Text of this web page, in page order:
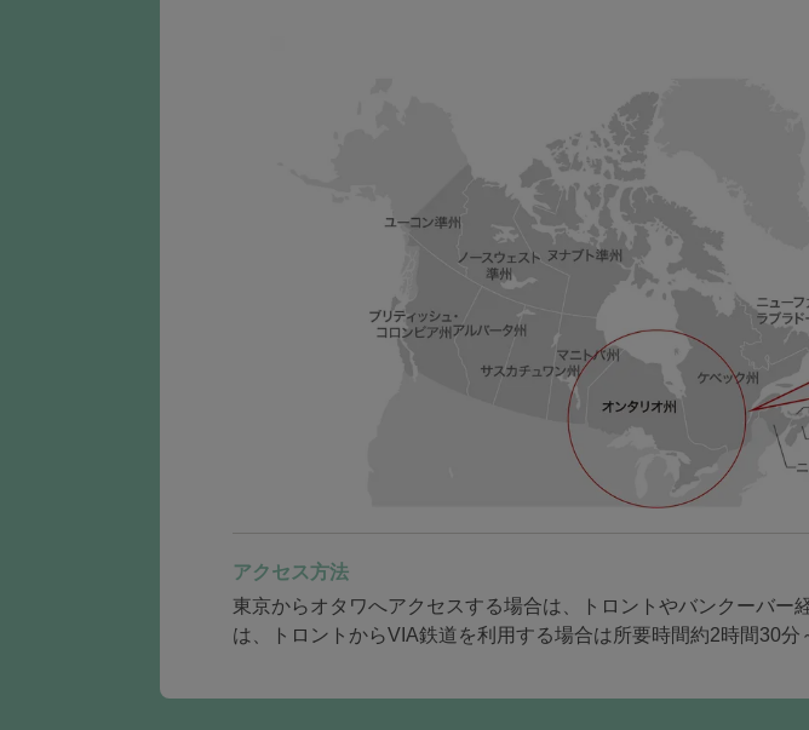
アクセス方法
東京からオタワへアクセスする場合は、トロントやバンクーバ
は、トロントからVIA鉄道を利用する場合は所要時間約2時間30